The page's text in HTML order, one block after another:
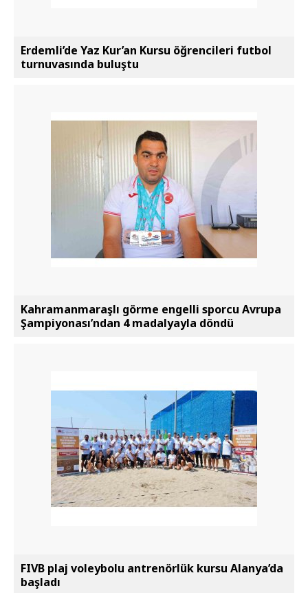
Erdemli’de Yaz Kur’an Kursu öğrencileri futbol
turnuvasında buluştu
Kahramanmaraşlı görme engelli sporcu Avrupa
Şampiyonası’ndan 4 madalyayla döndü
FIVB plaj voleybolu antrenörlük kursu Alanya’da
başladı